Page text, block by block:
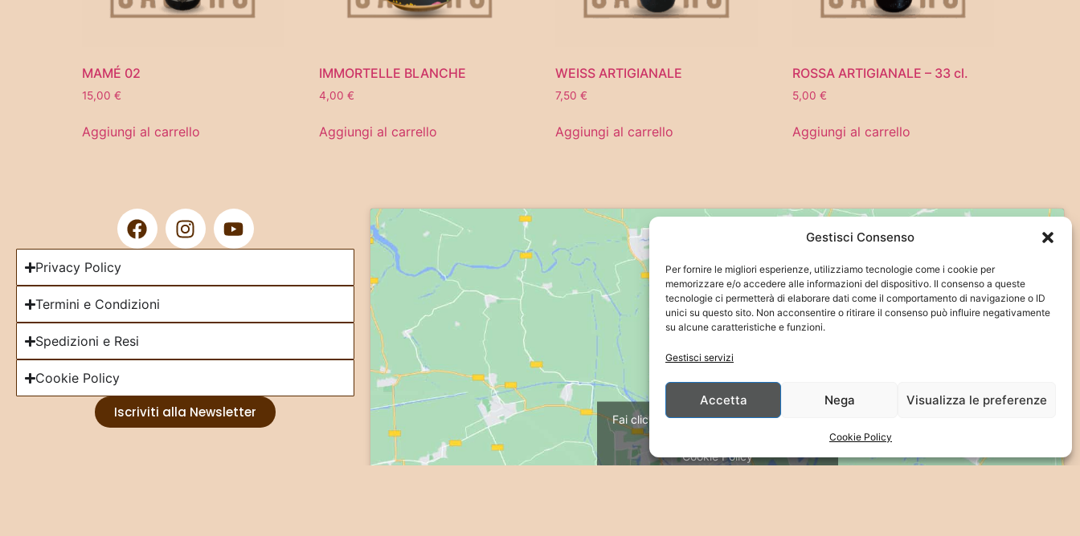
Gestisci Consenso
Per fornire le migliori esperienze, utilizziamo tecnologie come i cookie per
memorizzare e/o accedere alle informazioni del dispositivo. Il consenso a queste
tecnologie ci permetterà di elaborare dati come il comportamento di navigazione o ID
unici su questo sito. Non acconsentire o ritirare il consenso può influire negativamente
su alcune caratteristiche e funzioni.
Gestisci servizi
Accetta Nega Visualizza le preferenze
Cookie Policy
MAMÉ 02
15,00 €
Aggiungi al carrello
IMMORTELLE BLANCHE
4,00 €
Aggiungi al carrello
WEISS ARTIGIANALE
7,50€
Aggiungi al carrello
ROSSA ARTIGIANALE – 33 cl.
5,00€
Aggiungi al carrello
Privacy Policy
Termini e Condizioni
Spedizioni e Resi
Cookie Policy
Iscriviti alla Newsletter
Fai clic su "Accetto" per abilitare Google
Cookie Policy